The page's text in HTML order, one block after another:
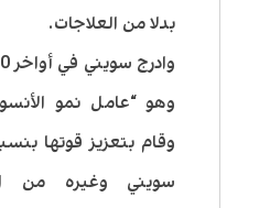
بدلا من العلاجات.
وهو “عامل نمو
سويني وغيره من